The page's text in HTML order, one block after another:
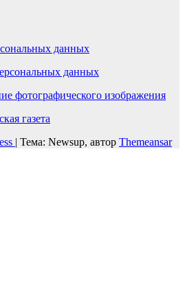
данных
данных
фотографического изображения
| Тема: Newsup, автор Themeansar